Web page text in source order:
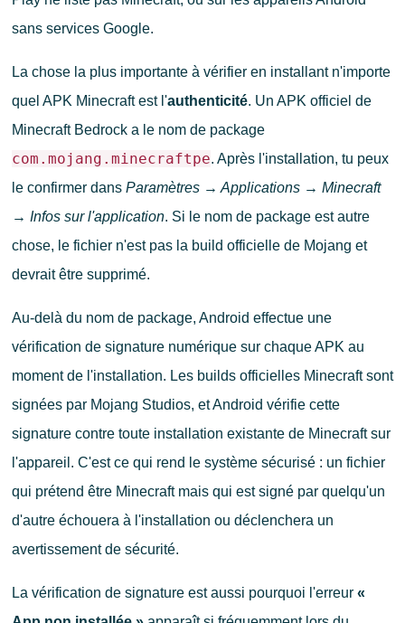
sans services Google.
La chose la plus importante à vérifier en installant n'importe
quel APK Minecraft est l'authenticité. Un APK officiel de
Minecraft Bedrock a le nom de package
com.mojang.minecraftpe. Après l'installation, tu peux
le confirmer dans Paramètres → Applications → Minecraft
→ Infos sur l'application. Si le nom de package est autre
chose, le fichier n'est pas la build officielle de Mojang et
devrait être supprimé.
Au-delà du nom de package, Android effectue une
vérification de signature numérique sur chaque APK au
moment de l'installation. Les builds officielles Minecraft sont
signées par Mojang Studios, et Android vérifie cette
signature contre toute installation existante de Minecraft sur
l'appareil. C'est ce qui rend le système sécurisé : un fichier
qui prétend être Minecraft mais qui est signé par quelqu'un
d'autre échouera à l'installation ou déclenchera un
avertissement de sécurité.
La vérification de signature est aussi pourquoi l'erreur «